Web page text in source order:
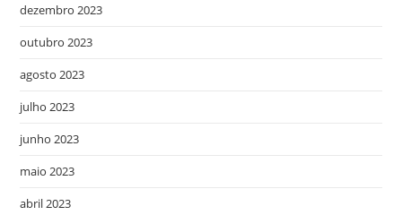
dezembro 2023
outubro 2023
agosto 2023
julho 2023
junho 2023
maio 2023
abril 2023